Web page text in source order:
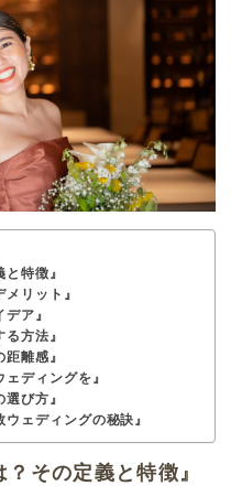
特徴』
リット』
ア』
方法』
離感』
ディングを』
び方』
ェディングの秘訣』
その定義と特徴』